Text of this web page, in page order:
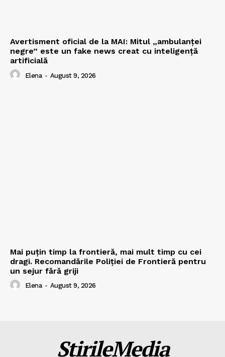
Avertisment oficial de la MAI: Mitul „ambulanței
negre” este un fake news creat cu inteligență
artificială
Elena - August 9, 2026
Mai puțin timp la frontieră, mai mult timp cu cei
dragi. Recomandările Poliției de Frontieră pentru
un sejur fără griji
Elena - August 9, 2026
ȘtirileMedia